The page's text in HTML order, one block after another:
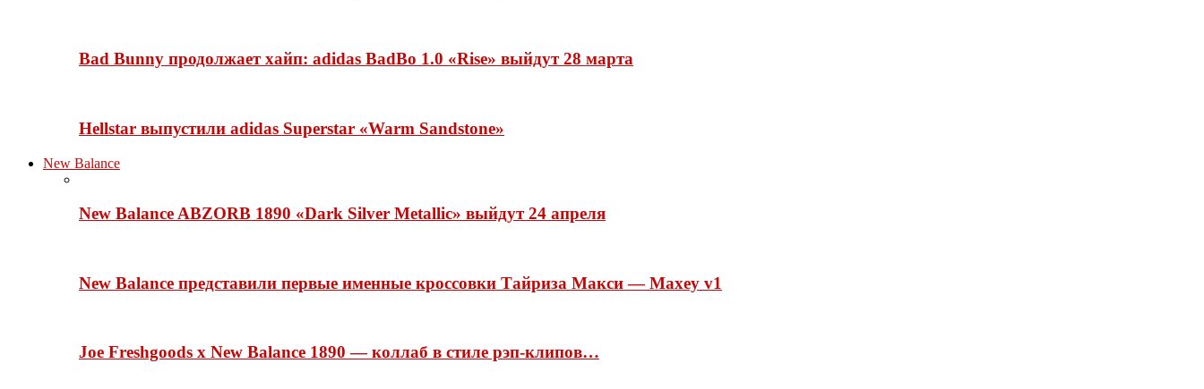
Bad Bunny продолжает хайп: adidas BadBo 1.0 «Rise» выйдут 28 марта
Hellstar выпустили adidas Superstar «Warm Sandstone»
New Balance
New Balance ABZORB 1890 «Dark Silver Metallic» выйдут 24 апреля
New Balance представили первые именные кроссовки Тайриза Макси — Maxey v1
Joe Freshgoods x New Balance 1890 — коллаб в стиле рэп-клипов…